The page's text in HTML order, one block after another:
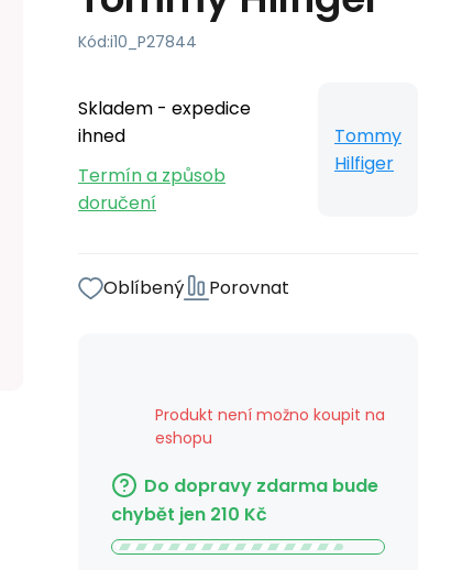
Kód:i10_P27844
Skladem - expedice
ihned
Termín a způsob
doručení
Tommy
Hilfiger
Oblíbený Porovnat
Produkt není možno koupit na
eshopu
Do dopravy zdarma bude
chybět jen 210 Kč